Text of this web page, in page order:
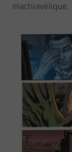
machiavélique.